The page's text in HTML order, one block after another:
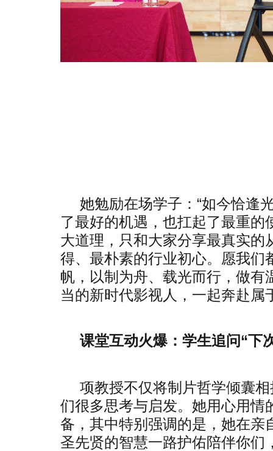
她勉励在场学子：“如今恰逢
了最好的机遇，也扛起了最重
大道理，只和大家分享最真实的
得、最朴素的行业初心。愿我们
帆，以制为舟、载光而行，做有
当的新时代影视人，一起奔赴属
课堂互动火爆：学生追问“下
项教授不仅将制片哲学倾囊
们很多思考与启发。她用心用情
备，其中特别强调的是，她在亲
圣先贤的智慧一路护佑陪伴你们